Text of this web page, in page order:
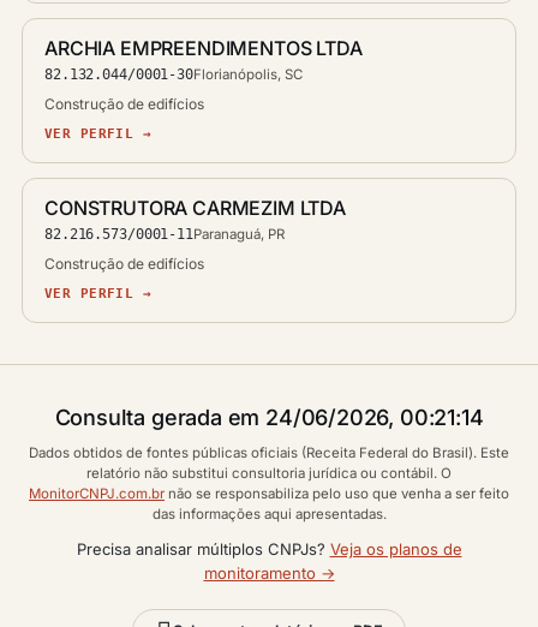
ARCHIA EMPREENDIMENTOS LTDA
82.132.044/0001-30Florianópolis, SC
Construção de edifícios
VER PERFIL →
CONSTRUTORA CARMEZIM LTDA
82.216.573/0001-11 Paranaguá, PR
Construção de edifícios
VER PERFIL →
Consulta gerada em 24/06/2026, 00:21:14
Dados obtidos de fontes públicas oficiais (Receita Federal do Brasil). Este
relatório não substitui consultoria jurídica ou contábil. O
MonitorCNPJ.com.br não se responsabiliza pelo uso que venha a ser feito
das informações aqui apresentadas.
Precisa analisar múltiplos CNPJs? Veja os planos de
monitoramento →